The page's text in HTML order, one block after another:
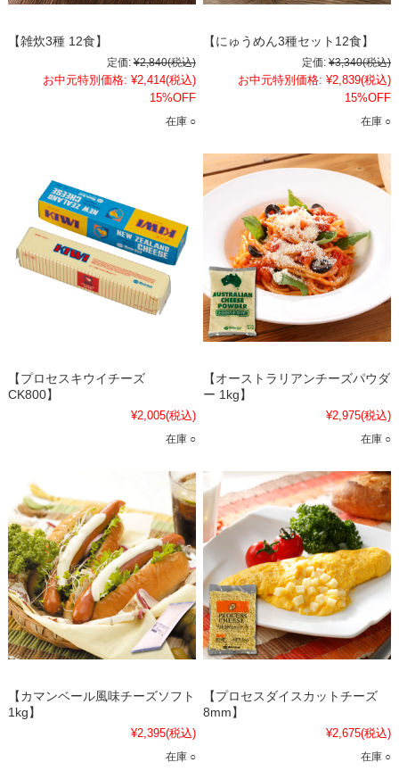
【雑炊3種 12食】
定価: ¥2,840(税込)
お中元特別価格: ¥2,414(税込)
15%OFF
在庫 ○
【にゅうめん3種セット12食】
定価: ¥3,340(税込)
お中元特別価格: ¥2,839(税込)
15%OFF
在庫 ○
【プロセスキウイチーズ
CK800】
¥2,005(税込)
在庫 ○
【オーストラリアンチーズパウダ
ー 1kg】
¥2,975(税込)
在庫 ○
【カマンベール風味チーズソフト
1kg】
¥2,395(税込)
在庫 ○
【プロセスダイスカットチーズ
8mm】
¥2,675(税込)
在庫 ○